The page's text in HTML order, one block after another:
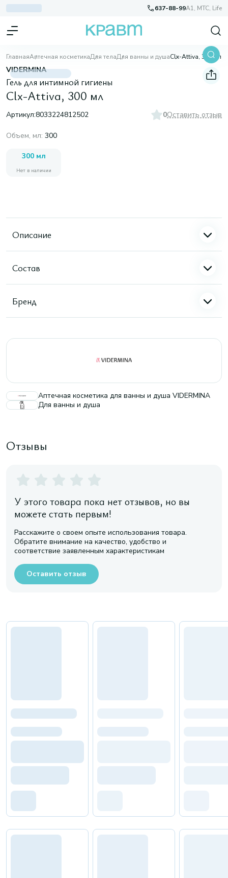
637-88-99A1, МТС, Life
ГлавнаяАптечная косметикаДля телаДля ванны и душаClx-Attiva, 300 мл
VIDERMINA
Гель для интимной гигиены
Clx-Attiva, 300 мл
Артикул:8033224812502 0Оставить отзыв
Объем, мл: 300
300 мл
Нет в наличии
Описание
Состав
Бренд
Аптечная косметика для ванны и душа VIDERMINA
Для ванны и душа
Отзывы
У этого товара пока нет отзывов, но вы
можете стать первым!
Расскажите о своем опыте использования товара.
Обратите внимание на качество, удобство и
соответствие заявленным характеристикам
Оставить отзыв